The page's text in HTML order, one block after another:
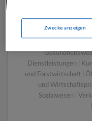
Bau |
Energieversorgung |
Dienstleistungen |
und Forstwirtschaft |
und
Sozialwesen |
Zwecke anzeigen